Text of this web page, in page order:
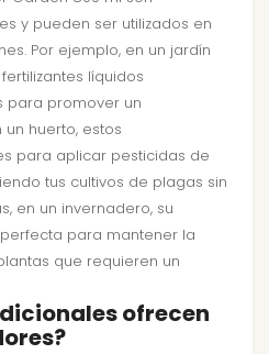
y pueden ser utilizados en
Por ejemplo, en un jardín
líquidos
para promover un
huerto, estos
para aplicar pesticidas de
tus cultivos de plagas sin
en un invernadero, su
para mantener la
que requieren un
ofrecen